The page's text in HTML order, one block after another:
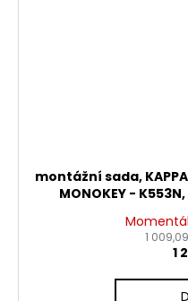
montážní sada,
MONOKEY -
1
1